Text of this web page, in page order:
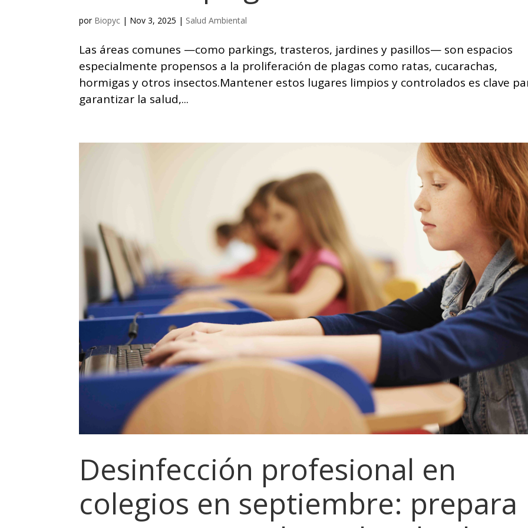
por Biopyc | Nov 3, 2025 | Salud Ambiental
Las áreas comunes —como parkings, trasteros, jardines y pasillos— son espacios
especialmente propensos a la proliferación de plagas como ratas, cucarachas,
hormigas y otros insectos.Mantener estos lugares limpios y controlados es clave
garantizar la salud,...
Desinfección profesional en
colegios en septiembre: prepara